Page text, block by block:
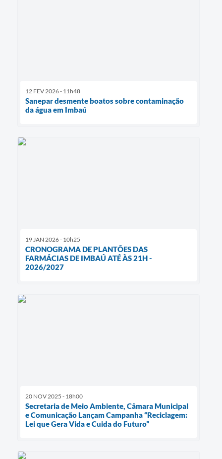
12 FEV 2026 - 11h48
Sanepar desmente boatos sobre contaminação
da água em Imbaú
19 JAN 2026 - 10h25
CRONOGRAMA DE PLANTÕES DAS
FARMÁCIAS DE IMBAÚ ATÉ ÀS 21H -
2026/2027
20 NOV 2025 - 18h00
Secretaria de Meio Ambiente, Câmara Municipal
e Comunicação Lançam Campanha “Reciclagem:
Lei que Gera Vida e Cuida do Futuro”